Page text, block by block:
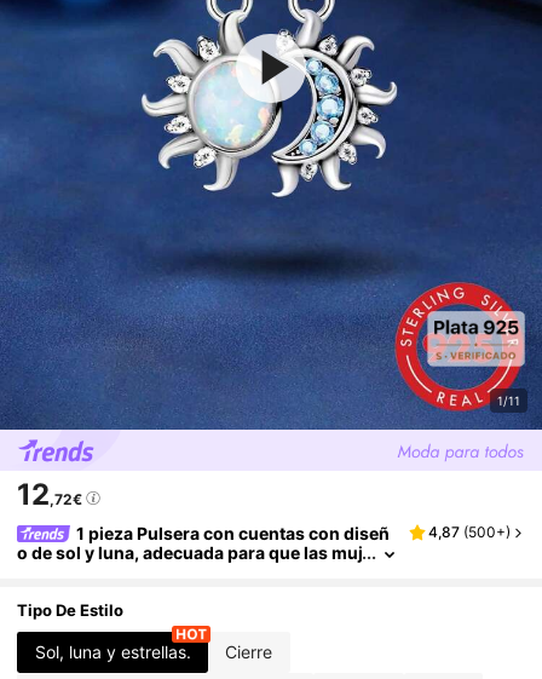
1/11
12,72€
1 pieza Pulsera con cuentas con diseñ
o de sol y luna, adecuada para que las muj
4,87 (500+)
Tipo De Estilo
Sol, luna y estrellas. Cierre